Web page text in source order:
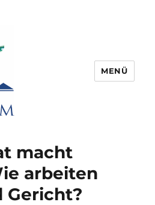
für Europa |
30 | 73430 Aalen
MENÜ
macht
arbeiten
Gericht?